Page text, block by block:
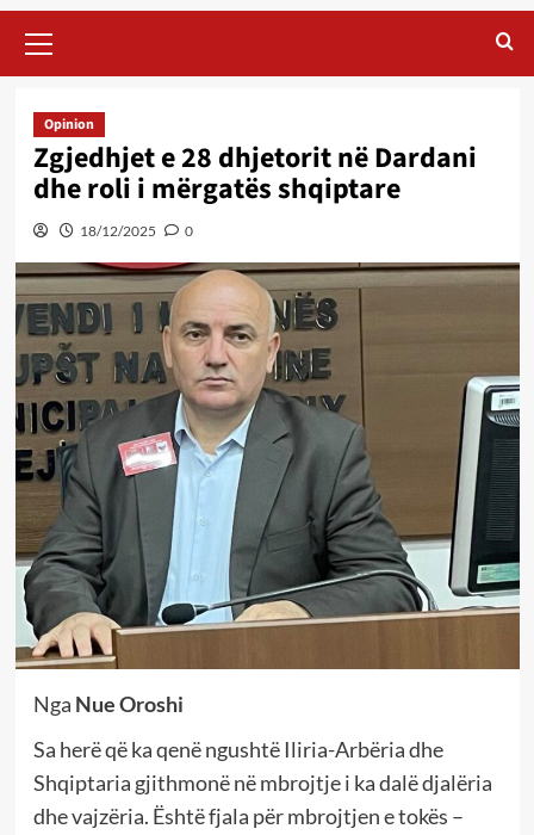
Menu
Opinion
Zgjedhjet e 28 dhjetorit në Dardani
dhe roli i mërgatës shqiptare
18/12/2025 0
Nga Nue Oroshi
Sa herë që ka qenë ngushtë Iliria-Arbëria dhe
Shqiptaria gjithmonë në mbrojtje i ka dalë djalëria
dhe vajzëria. Është fjala për mbrojtjen e tokës –